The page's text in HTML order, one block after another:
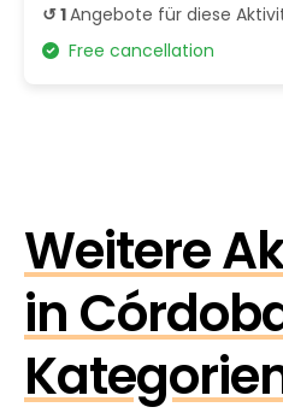
↺ 1Angebote für diese
Free cancellation
Weitere
in